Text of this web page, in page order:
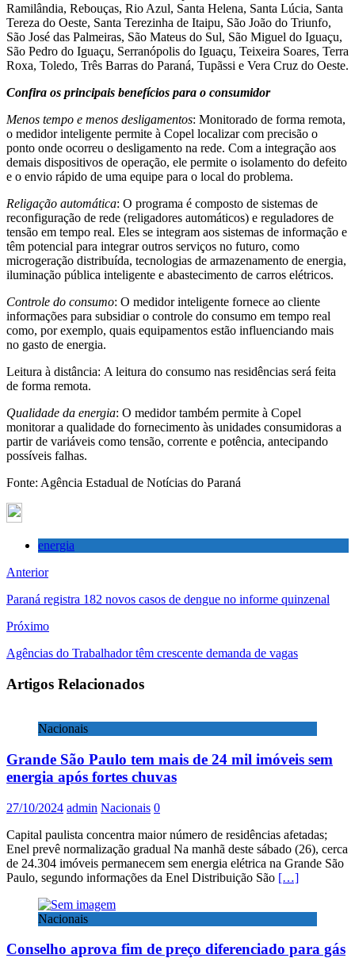
Ramilândia, Rebouças, Rio Azul, Santa Helena, Santa Lúcia, Santa
Tereza do Oeste, Santa Terezinha de Itaipu, São João do Triunfo,
São José das Palmeiras, São Mateus do Sul, São Miguel do Iguaçu,
São Pedro do Iguaçu, Serranópolis do Iguaçu, Teixeira Soares, Terra
Roxa, Toledo, Três Barras do Paraná, Tupãssi e Vera Cruz do Oeste.
Confira os principais benefícios para o consumidor
Menos tempo e menos desligamentos: Monitorado de forma remota,
o medidor inteligente permite à Copel localizar com precisão o
ponto onde ocorreu o desligamento na rede. Com a integração aos
demais dispositivos de operação, ele permite o isolamento do defeito
e o envio rápido de uma equipe para o local do problema.
Religação automática: O programa é composto de sistemas de
reconfiguração de rede (religadores automáticos) e reguladores de
tensão em tempo real. Eles se integram aos sistemas de informação e
têm potencial para integrar outros serviços no futuro, como
microgeração distribuída, tecnologias de armazenamento de energia,
iluminação pública inteligente e abastecimento de carros elétricos.
Controle do consumo: O medidor inteligente fornece ao cliente
informações para subsidiar o controle do consumo em tempo real
como, por exemplo, quais equipamentos estão influenciando mais
no gasto de energia.
Leitura à distância: A leitura do consumo nas residências será feita
de forma remota.
Qualidade da energia: O medidor também permite à Copel
monitorar a qualidade do fornecimento às unidades consumidoras a
partir de variáveis como tensão, corrente e potência, antecipando
possíveis falhas.
Fonte: Agência Estadual de Notícias do Paraná
energia
Anterior
Paraná registra 182 novos casos de dengue no informe quinzenal
Próximo
Agências do Trabalhador têm crescente demanda de vagas
Artigos Relacionados
Nacionais
Grande São Paulo tem mais de 24 mil imóveis sem
energia após fortes chuvas
27/10/2024 admin Nacionais 0
Capital paulista concentra maior número de residências afetadas;
Enel prevê normalização gradual Na manhã deste sábado (26), cerca
de 24.304 imóveis permanecem sem energia elétrica na Grande São
Paulo, segundo informações da Enel Distribuição São […]
Nacionais
Conselho aprova fim de preço diferenciado para gás